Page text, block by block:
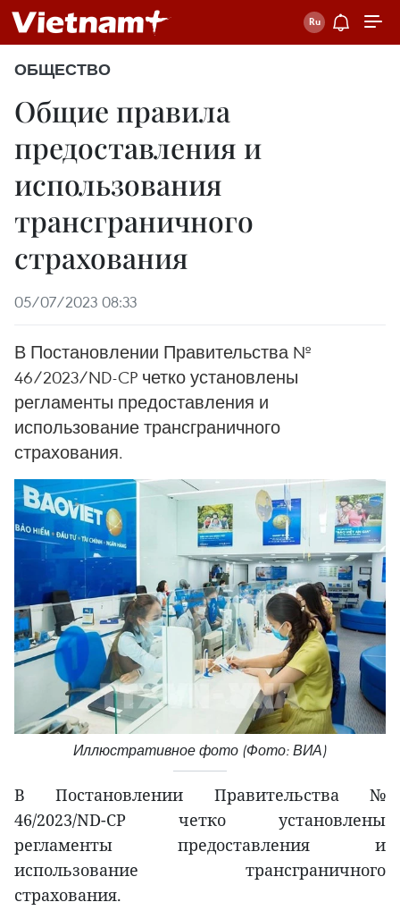
ОБЩЕСТВО
Общие правила
предоставления и
использования
трансграничного
страхования
05/07/2023 08:33
В Постановлении Правительства №
46/2023/ND-CP четко установлены
регламенты предоставления и
использование трансграничного
страхования.
Иллюстративное фото (Фото: ВИА)
В Постановлении Правительства №
46/2023/ND-CP четко установлены
регламенты предоставления и
использование трансграничного
страхования.